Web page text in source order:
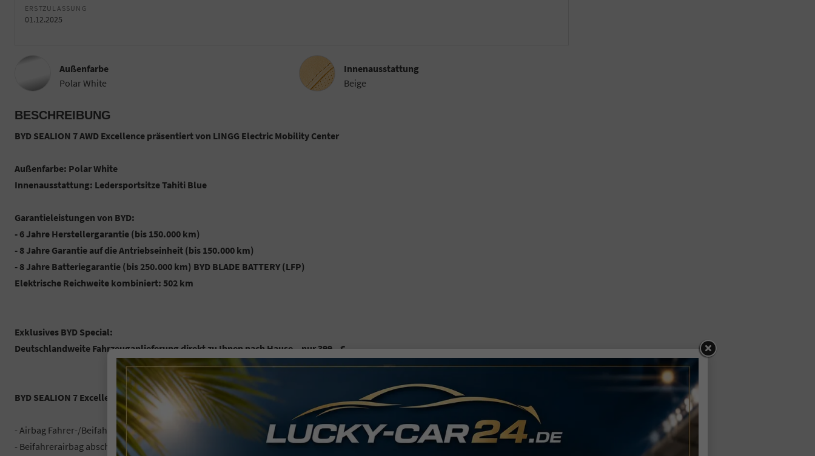
ERSTZULASSUNG
01.12.2025
Außenfarbe
Polar White
InnenausstattungInnenausstattung
Beige
BESCHREIBUNG
BYD SEALION 7 AWD Excellence präsentiert von LINGG Electric Mobility Center
Außenfarbe: Polar White
Innenausstattung: Ledersportsitze Tahiti Blue
Garantieleistungen von BYD:
- 6 Jahre Herstellergarantie (bis 150.000 km)
- 8 Jahre Garantie auf die Antriebseinheit (bis 150.000 km)
- 8 Jahre Batteriegarantie (bis 250.000 km) BYD BLADE BATTERY (LFP)
Elektrische Reichweite kombiniert: 502 km
Exklusives BYD Special:
Deutschlandweite Fahrzeuganlieferung direkt zu Ihnen nach Hause – nur 399,- €
BYD SEALION 7 Excellence AWD Ausstattung:
- Airbag Fahrer-/Beifahrerseite,
- Beifahrerairbag abschaltbar,